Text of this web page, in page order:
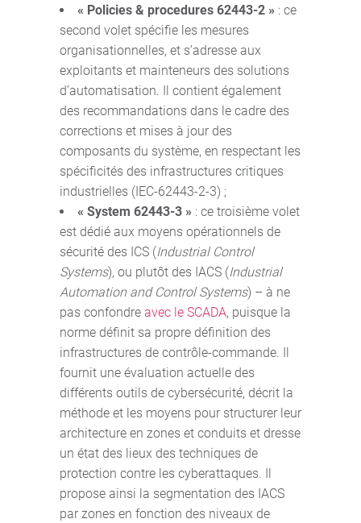
« Policies & procedures 62443-2 » : ce
second volet spécifie les mesures
organisationnelles, et s’adresse aux
exploitants et mainteneurs des solutions
d’automatisation. Il contient également
des recommandations dans le cadre des
corrections et mises à jour des
composants du système, en respectant les
spécificités des infrastructures critiques
industrielles (IEC-62443-2-3) ;
« System 62443-3 » : ce troisième volet
est dédié aux moyens opérationnels de
sécurité des ICS (Industrial Control
Systems), ou plutôt des IACS (Industrial
Automation and Control Systems) – à ne
pas confondre avec le SCADA, puisque la
norme définit sa propre définition des
infrastructures de contrôle-commande. Il
fournit une évaluation actuelle des
différents outils de cybersécurité, décrit la
méthode et les moyens pour structurer leur
architecture en zones et conduits et dresse
un état des lieux des techniques de
protection contre les cyberattaques. Il
propose ainsi la segmentation des IACS
par zones en fonction des niveaux de